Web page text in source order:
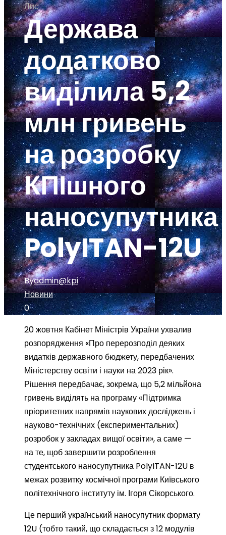
Лис
Держава
додатково
виділила 5,2
млн гривень
на розробку
КПІшного
наносупутника
PolyITAN-12U
Byadmin@kpi
Новини
0
20 жовтня Кабінет Міністрів України ухвалив
розпорядження «Про перерозподіл деяких
видатків державного бюджету, передбачених
Міністерству освіти і науки на 2023 рік».
Рішення передбачає, зокрема, що 5,2 мільйона
гривень виділять на програму «Підтримка
пріоритетних напрямів наукових досліджень і
науково-технічних (експериментальних)
розробок у закладах вищої освіти», а саме —
на те, щобзавершити розроблення
студентського наносупутника PolyITAN-12U в
межах розвитку космічної програми Київського
політехнічного інституту ім. Ігоря Сікорського.
Це перший український наносупутник формату
12U (тобто такий, що складається з 12 модулів